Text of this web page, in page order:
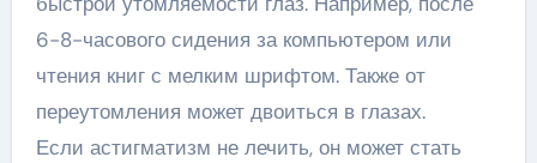
6-8-часового сидения за компьютером или
чтения книг с мелким шрифтом. Также от
переутомления может двоиться в глазах.
Если астигматизм не лечить, он может стать